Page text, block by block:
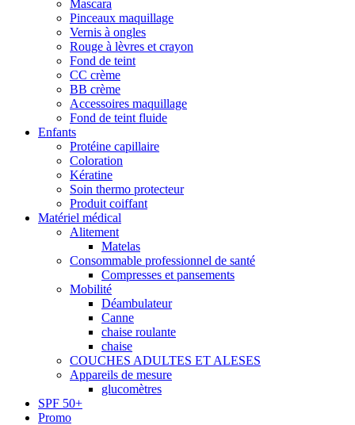
Mascara
Pinceaux maquillage
Vernis à ongles
Rouge à lèvres et crayon
Fond de teint
CC crème
BB crème
Accessoires maquillage
Fond de teint fluide
Enfants
Protéine capillaire
Coloration
Kératine
Soin thermo protecteur
Produit coiffant
Matériel médical
Alitement
Matelas
Consommable professionnel de santé
Compresses et pansements
Mobilité
Déambulateur
Canne
chaise roulante
chaise
COUCHES ADULTES ET ALESES
Appareils de mesure
glucomètres
SPF 50+
Promo